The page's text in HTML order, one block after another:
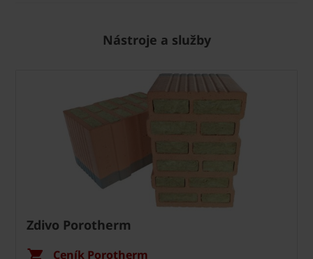
Nástroje a služby
Zdivo Porotherm
Ceník Porotherm